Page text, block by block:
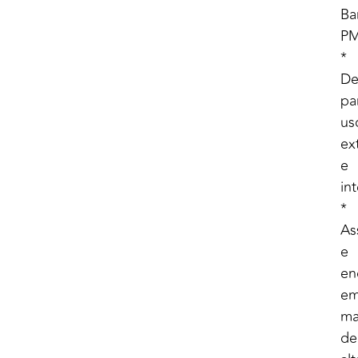
*
e
*
e
de